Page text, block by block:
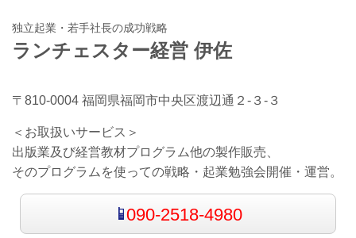
独立起業・若手社長の成功戦略
ランチェスター経営 伊佐
〒810-0004 福岡県福岡市中央区渡辺通２-３-３
＜お取扱いサービス＞
出版業及び経営教材プログラム他の製作販売、
そのプログラムを使っての戦略・起業勉強会開催・運営。
090-2518-4980